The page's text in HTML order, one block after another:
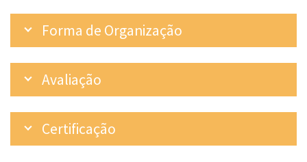
Forma de Organização
Avaliação
Certificação